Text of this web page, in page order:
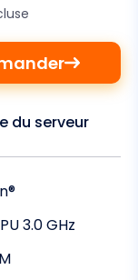
du serveur
3.0 GHz